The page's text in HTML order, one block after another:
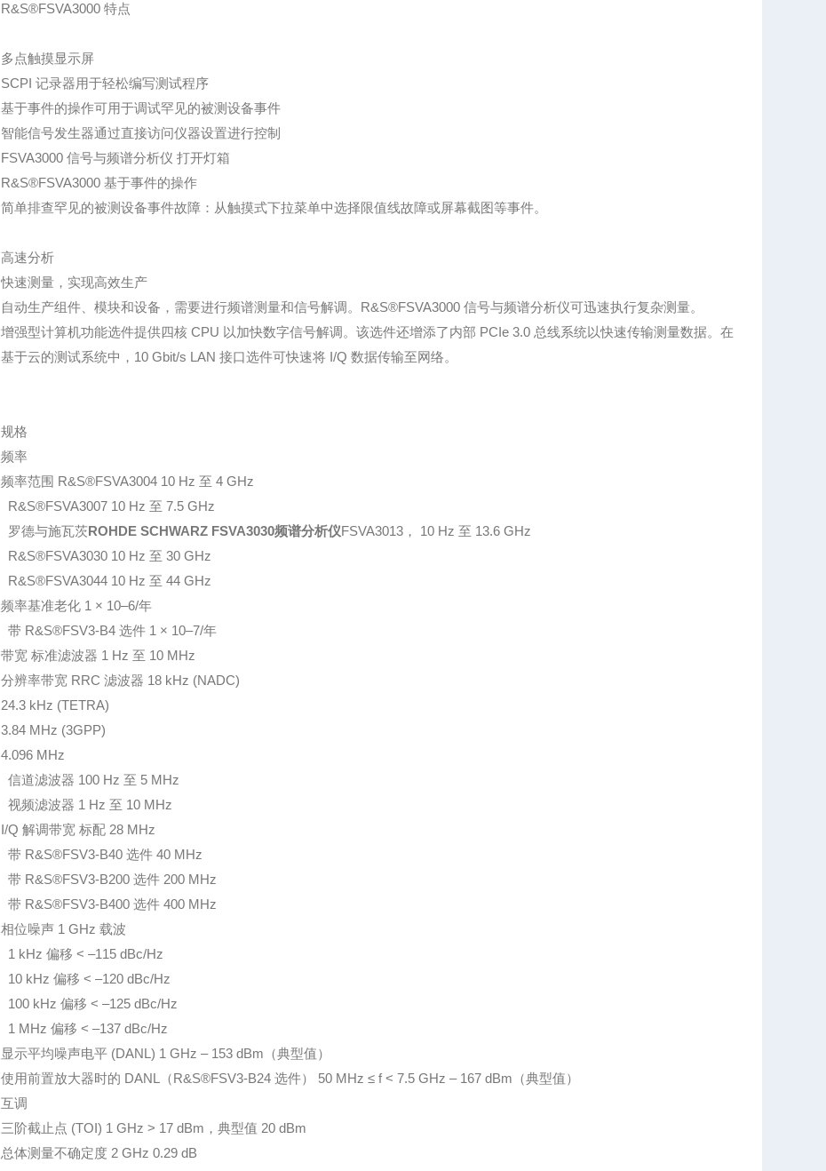
R&S®FSVA3000 特点
多点触摸显示屏
SCPI 记录器用于轻松编写测试程序
基于事件的操作可用于调试罕见的被测设备事件
智能信号发生器通过直接访问仪器设置进行控制
FSVA3000 信号与频谱分析仪 打开灯箱
R&S®FSVA3000 基于事件的操作
简单排查罕见的被测设备事件故障：从触摸式下拉菜单中选择限值线故障或屏幕截图等事件。
高速分析
快速测量，实现高效生产
自动生产组件、模块和设备，需要进行频谱测量和信号解调。R&S®FSVA3000 信号与频谱分析仪可迅速执行复杂测量。
增强型计算机功能选件提供四核 CPU 以加快数字信号解调。该选件还增添了内部 PCIe 3.0 总线系统以快速传输测量数据。在
基于云的测试系统中，10 Gbit/s LAN 接口选件可快速将 I/Q 数据传输至网络。
规格
频率
频率范围 R&S®FSVA3004 10 Hz 至 4 GHz
R&S®FSVA3007 10 Hz 至 7.5 GHz
罗德与施瓦茨ROHDE SCHWARZ FSVA3030频谱分析仪FSVA3013， 10 Hz 至 13.6 GHz
R&S®FSVA3030 10 Hz 至 30 GHz
R&S®FSVA3044 10 Hz 至 44 GHz
频率基准老化 1 × 10–6/年
带 R&S®FSV3-B4 选件 1 × 10–7/年
带宽 标准滤波器 1 Hz 至 10 MHz
分辨率带宽 RRC 滤波器 18 kHz (NADC)
24.3 kHz (TETRA)
3.84 MHz (3GPP)
4.096 MHz
信道滤波器 100 Hz 至 5 MHz
视频滤波器 1 Hz 至 10 MHz
I/Q 解调带宽 标配 28 MHz
带 R&S®FSV3-B40 选件 40 MHz
带 R&S®FSV3-B200 选件 200 MHz
带 R&S®FSV3-B400 选件 400 MHz
相位噪声 1 GHz 载波
1 kHz 偏移 < –115 dBc/Hz
10 kHz 偏移 < –120 dBc/Hz
100 kHz 偏移 < –125 dBc/Hz
1 MHz 偏移 < –137 dBc/Hz
显示平均噪声电平 (DANL) 1 GHz – 153 dBm（典型值）
使用前置放大器时的 DANL（R&S®FSV3-B24 选件） 50 MHz ≤ f < 7.5 GHz – 167 dBm（典型值）
互调
三阶截止点 (TOI) 1 GHz > 17 dBm，典型值 20 dBm
总体测量不确定度 2 GHz 0.29 dB